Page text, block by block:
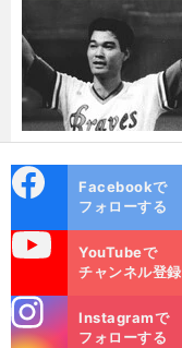
ok
Facebookで
フォローする
YouTubeで
チャンネル登録
m
Instagramで
フォローする